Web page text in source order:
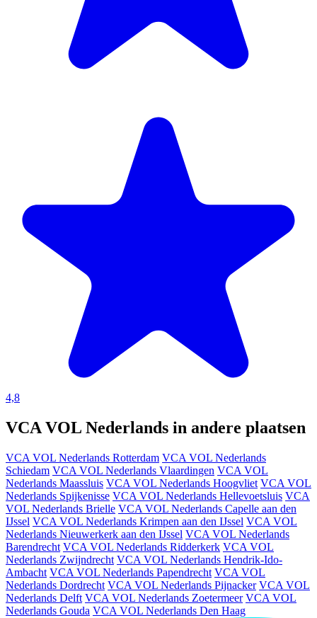
4,8
VCA VOL Nederlands in andere plaatsen
VCA VOL Nederlands Rotterdam VCA VOL Nederlands
Schiedam VCA VOL Nederlands Vlaardingen VCA VOL
Nederlands Maassluis VCA VOL Nederlands Hoogvliet VCA VOL
Nederlands Spijkenisse VCA VOL Nederlands Hellevoetsluis VCA
VOL Nederlands Brielle VCA VOL Nederlands Capelle aan den
IJssel VCA VOL Nederlands Krimpen aan den IJssel VCA VOL
Nederlands Nieuwerkerk aan den IJssel VCA VOL Nederlands
Barendrecht VCA VOL Nederlands Ridderkerk VCA VOL
Nederlands Zwijndrecht VCA VOL Nederlands Hendrik-Ido-
Ambacht VCA VOL Nederlands Papendrecht VCA VOL
Nederlands Dordrecht VCA VOL Nederlands Pijnacker VCA VOL
Nederlands Delft VCA VOL Nederlands Zoetermeer VCA VOL
Nederlands Gouda VCA VOL Nederlands Den Haag